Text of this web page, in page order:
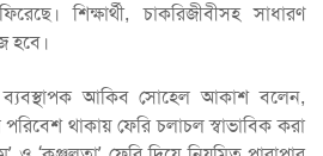
শিক্ষার্থী, চাকরিজীবীসহ সাধারণ
হবে।
ব্যবস্থাপক আকিব সোহেল আকাশ বলেন,
থাকায় ফেরি চলাচল স্বাভাবিক করা